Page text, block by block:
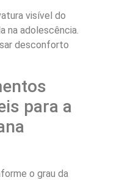
visível do
na adolescência.
desconforto
para a
o grau da